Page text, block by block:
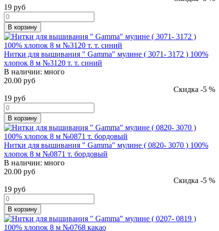
19 руб
В корзину
Нитки для вышивания " Gamma" мулине ( 3071- 3172 ) 100%
хлопок 8 м №3120 т. т. синий
В наличии: много
20.00 руб
Скидка -5 %
19 руб
В корзину
Нитки для вышивания " Gamma" мулине ( 0820- 3070 ) 100%
хлопок 8 м №0871 т. бордовый
В наличии: много
20.00 руб
Скидка -5 %
19 руб
В корзину